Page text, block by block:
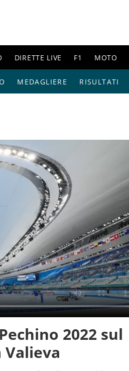
DIRETTE LIVE F1 MOTO
MEDAGLIERE RISULTATI
2022 sul